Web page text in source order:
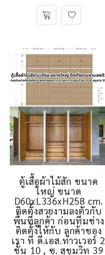
ตู้เสื้อผ้าไม้สัก ขนาด
ใหญ่ ขนาด
D60xL336xH258 cm.
ติดตั้งสวยงามลงตัวกับ
พื้นที่ลูกค้า ก่อนทีมช่าง
ติดตั้งให้กับ ลูกค้าของ
เรา ที่ ดี.เอส.ทาวเวอร์ 2
ชั้น 10 , ซ. สุขุมวิท 39